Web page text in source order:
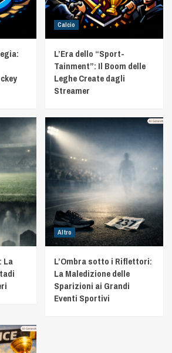
Calcio
L’Era dello “Sport-
Tainment”: Il Boom delle
Leghe Create dagli
Streamer
La
Altro
L’Ombra sotto i Riflettori:
La Maledizione delle
Sparizioni ai Grandi
Eventi Sportivi